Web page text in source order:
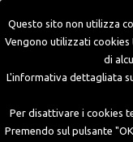
Questo sito non utilizza
Vengono utilizzati cookies
di
L'informativa dettagliata
Per disattivare i cookies
Premendo sul pulsante
Componenti
Accessori Iniettori